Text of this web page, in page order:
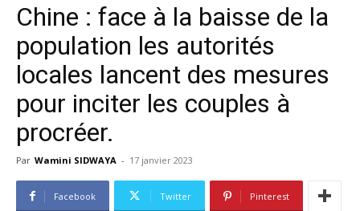
Chine : face à la baisse de la
population les autorités
locales lancent des mesures
pour inciter les couples à
procréer.
Par Wamini SIDWAYA - 17 janvier 2023
Facebook Twitter Pinterest